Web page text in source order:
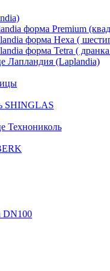
форма Premium
форма Hexa (
форма Tetra (
Лапландия (Laplandia)
SHINGLAS
Технониколь
DN100